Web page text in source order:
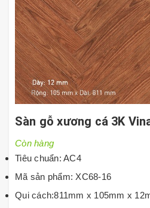
Sàn gỗ xương cá 3K
Còn hàng
Tiêu chuẩn: AC4
Mã sản phẩm: XC68-16
Qui cách:811mm x 105mm x